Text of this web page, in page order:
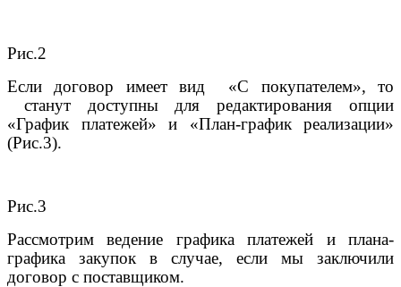
Рис.2
Если договор имеет вид «С покупателем», то
станут доступны для редактирования опции
«График платежей» и «План-график реализации»
(Рис.3).
Рис.3
Рассмотрим ведение графика платежей и плана-
графика закупок в случае, если мы заключили
договор с поставщиком.